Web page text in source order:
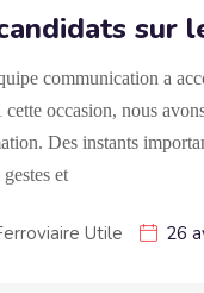
sur
communication a
occasion, nous
Des instants
et
Utile 26